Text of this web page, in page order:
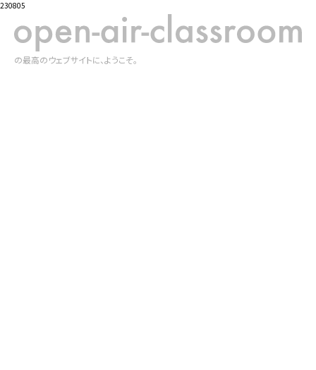
の最高のウェブサイトに、ようこそ。
230805